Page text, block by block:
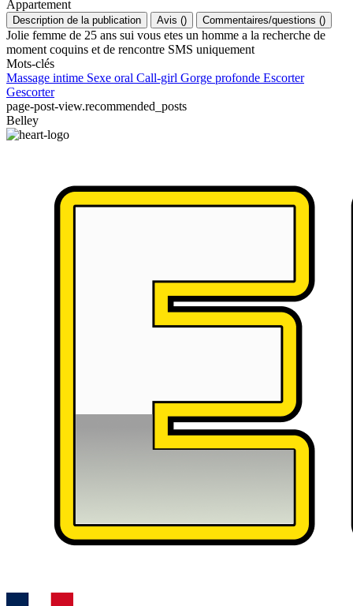
Appartement
Description de la publication Avis () Commentaires/questions ()
Jolie femme de 25 ans sui vous etes un homme a la recherche de
moment coquins et de rencontre SMS uniquement
Mots-clés
Massage intime Sexe oral Call-girl Gorge profonde Escorter
Gescorter
page-post-view.recommended_posts
Belley